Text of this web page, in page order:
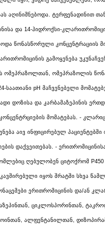
აღინიშნებოდა. ტერფენადინით
და 14-ჰიდროქსი-
წონასწორული კონცენტრაციის
გამოყენება
ომეპრაზოლთან, ომეპრაზოლის
საათიანი pH მაჩვენებელი
დოზისა და კარბამაზეპინის
მომატებას. -
აივ ინფიცირებულ პაციენტებში
დაქვეითებას. -
ღებულობენ ციტოქრომ
იყოს შრატში სხვა
ერითრომიცინის და/ან
ციკლოსპორინთან,
ალფენტანილთან,